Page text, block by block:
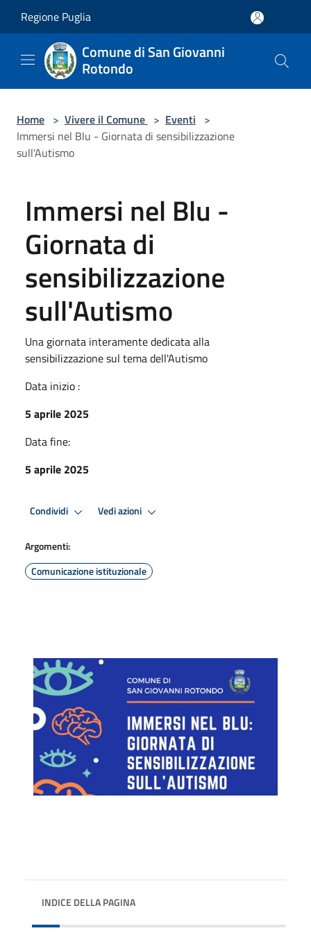
Regione Puglia
Comune di San Giovanni
Rotondo
Home > Vivere il Comune > Eventi >
Immersi nel Blu - Giornata di sensibilizzazione
sull'Autismo
Immersi nel Blu -
Giornata di
sensibilizzazione
sull'Autismo
Una giornata interamente dedicata alla
sensibilizzazione sul tema dell'Autismo
Data inizio :
5 aprile 2025
Data fine:
5 aprile 2025
Condividi Vedi azioni
Argomenti:
Comunicazione istituzionale
INDICE DELLA PAGINA